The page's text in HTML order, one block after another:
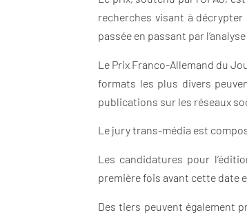
recherches visant à décrypter
passée en passant par
Le Prix Franco-Allemand du
formats les plus divers
publications sur les réseaux
Le jury trans-média est
Les candidatures pour
première fois avant cette date
Des tiers peuvent également